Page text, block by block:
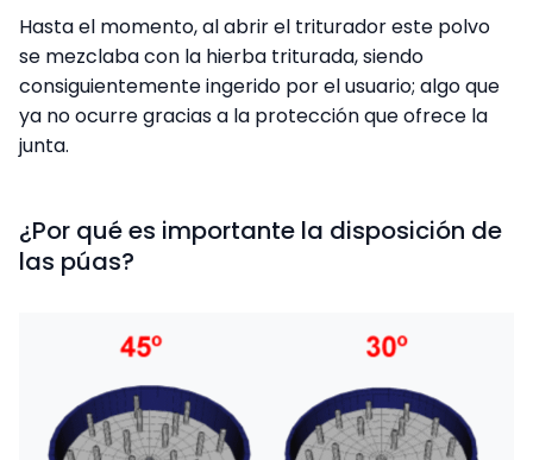
Hasta el momento, al abrir el triturador este polvo
se mezclaba con la hierba triturada, siendo
consiguientemente ingerido por el usuario; algo que
ya no ocurre gracias a la protección que ofrece la
junta.
¿Por qué es importante la disposición de
las púas?